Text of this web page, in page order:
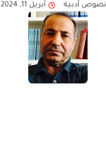
نصوص أدبية أبريل 11, 2024